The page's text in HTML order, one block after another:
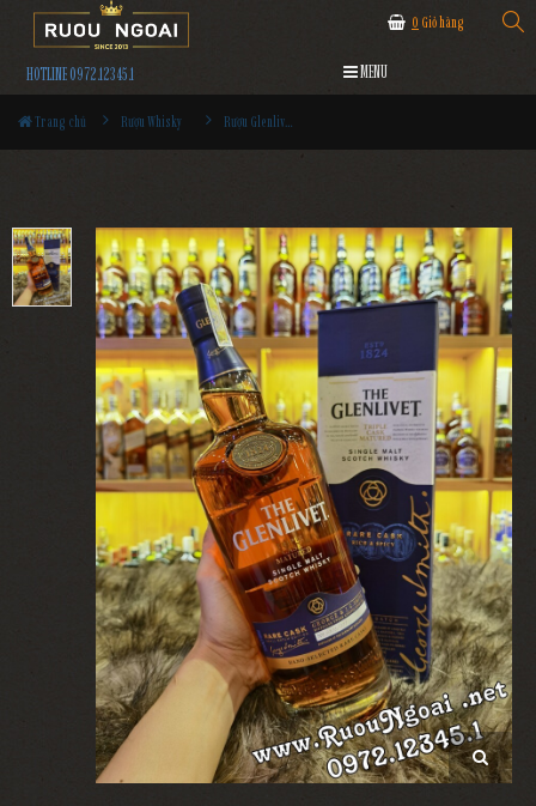
0 Giỏ hàng
HOTLINE 0972.12345.1 MENU
Trang chủ Rượu Whisky Rượu Glenlivet Triple Cask Matured